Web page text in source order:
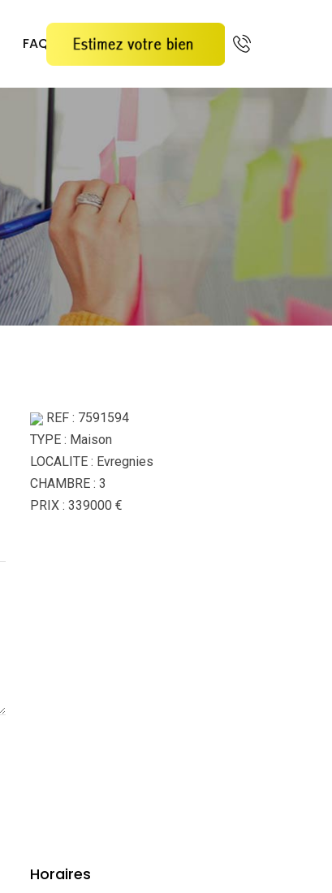
FAQ
REF : 7591594
TYPE : Maison
LOCALITE : Evregnies
CHAMBRE : 3
PRIX : 339000 €
Horaires